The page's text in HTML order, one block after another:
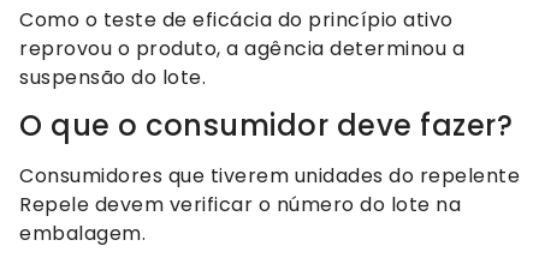
Como o teste de eficácia do princípio ativo
reprovou o produto, a agência determinou a
suspensão do lote.
O que o consumidor deve fazer?
Consumidores que tiverem unidades do repelente
Repele devem verificar o número do lote na
embalagem.